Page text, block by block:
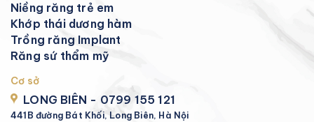
Niềng răng trẻ em
Khớp thái dương hàm
Trồng răng Implant
Răng sứ thẩm mỹ
Cơ sở
LONG BIÊN - 0799 155 121
441B đường Bát Khối, Long Biên, Hà Nội